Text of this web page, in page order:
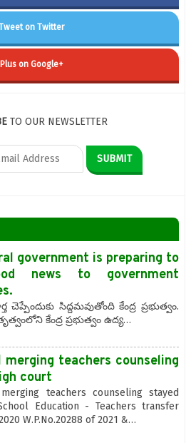
on Twitter
Plus on Google+
TO OUR NEWSLETTER
government is preparing to
news to government
చెప్పేందుకు సిద్దమవుతోంది కేంద్ర ప్రభుత్వం.
కేంద్ర ప్రభుత్వం ఉద్య…
merging teachers counseling
court
teachers counseling stayed
Education - Teachers transfer
W.P.No.20288 of 2021 &…